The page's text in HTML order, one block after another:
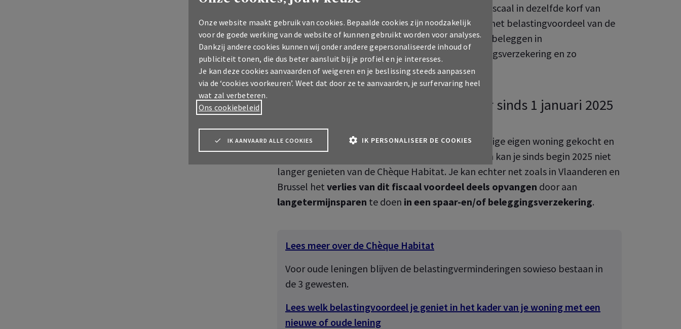
AXA Pro klantenzone
Benefits
Beheer de groepsverzekeringen
met de Woonbonus/Chèque Habitat omdat deze fiscaal in dezelfde korf van
'langetermijnsparen' zaten. Je kan het verlies van het belastingvoordeel van de
woonbonus nu gedeeltelijkcompenserendoor te beleggen in
langetermijnsparenvia een spaar- en/of beleggingsverzekering en zo
profiteren van extra belastingvoordelen.
Wallonië: geen Chèque Habitat meer sinds 1 januari 2025
Ben je gedomicilieerd in Wallonië en heb je jouw enige eigen woning gekocht en
daarvoor een hypothecaire lening afgesloten? Dan kan je sinds begin 2025 niet
langer genieten van de Chèque Habitat. Je kan echter net zoals in Vlaanderen en
Brussel het verlies van dit fiscaal voordeel deels opvangen door aan
langetermijnsparen te doen in een spaar-en/of beleggingsverzekering.
Lees meer over de Chèque Habitat
Voor oude leningen blijven de belastingverminderingen sowieso bestaan in
de 3 gewesten.
Lees welk belastingvoordeel je geniet in het kader van je woning met een
nieuwe of oude lening
Onze website maakt gebruik van cookies. Bepaalde cookies zijn noodzakelijk
voor de goede werking van de website of kunnen gebruikt worden voor analyses.
Dankzij andere cookies kunnen wij onder andere gepersonaliseerde inhoud of
publiciteit tonen, die dus beter aansluit bij je profiel en je interesses.
Je kan deze cookies aanvaarden of weigeren en je beslissing steeds aanpassen
via de ‘cookies voorkeuren’. Weet dat door ze te aanvaarden, je surfervaring heel
wat zal verbeteren.
Ons cookiebeleid
IK AANVAARD ALLE COOKIES IK PERSONALISEER DE COOKIES